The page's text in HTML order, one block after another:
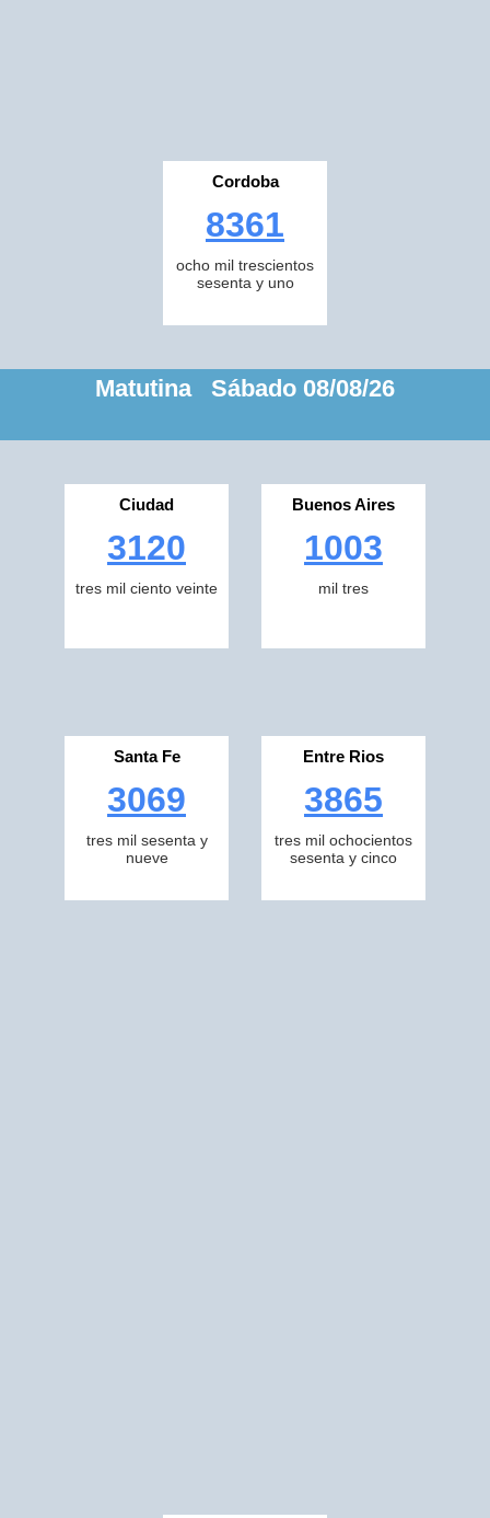
Cordoba
8361
ocho mil trescientos
sesenta y uno
Matutina Sábado 08/08/26
Ciudad
3120
tres mil ciento veinte
Buenos Aires
1003
mil tres
Santa Fe
3069
tres mil sesenta y
nueve
Entre Rios
3865
tres mil ochocientos
sesenta y cinco